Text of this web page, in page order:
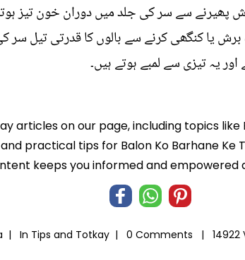
پھیرنے سے سر کی جلد میں دوران خون تیز
برش یا کنگھی کرنے سے بالوں کا قدرتی تیل
یہ تیزی سے لمبے ہوتے ہیں۔
articles on our page, including topics
practical tips for Balon Ko Barhane
keeps you informed and empowered
| In Tips and Totkay | 0 Comments |